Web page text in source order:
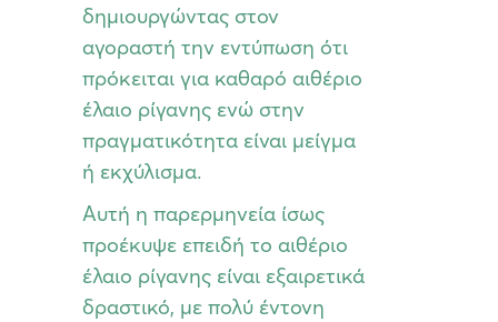
δημιουργώντας στον
αγοραστή την εντύπωση ότι
πρόκειται για καθαρό αιθέριο
έλαιο ρίγανης ενώ στην
πραγματικότητα είναι μείγμα
ή εκχύλισμα.
Αυτή η παρερμηνεία ίσως
προέκυψε επειδή το αιθέριο
έλαιο ρίγανης είναι εξαιρετικά
δραστικό, με πολύ έντονη